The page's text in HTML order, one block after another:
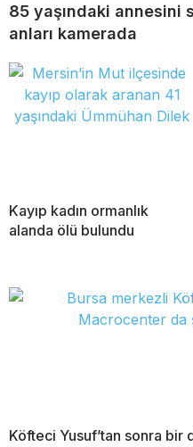
85 yaşındaki annesini
anları kamerada
Kayıp kadın ormanlık
alanda ölü bulundu
Köfteci Yusuf’tan sonra bir